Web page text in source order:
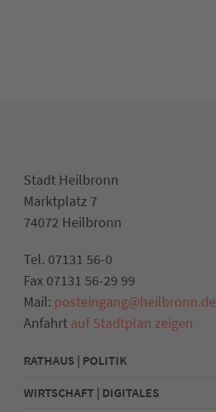
Stadt Heilbronn
Marktplatz 7
74072 Heilbronn
Tel. 07131 56-0
Fax 07131 56-29 99
Mail: posteingang@heilbronn.de
Anfahrt auf Stadtplan zeigen
RATHAUS | POLITIK
WIRTSCHAFT | DIGITALES